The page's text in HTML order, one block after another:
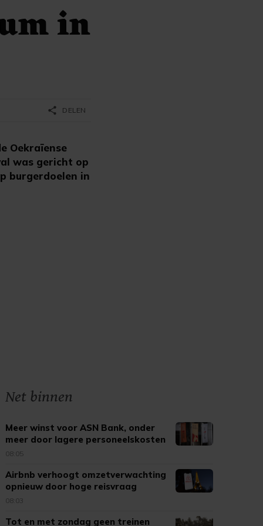
in
Oekraïense
was gericht op
burgerdoelen in
share DELEN
Net binnen
Meer winst voor ASN Bank, onder
meer door lagere personeelskosten
08:05
Airbnb verhoogt omzetverwachting
opnieuw door hoge reisvraag
08:03
Tot en met zondag geen treinen